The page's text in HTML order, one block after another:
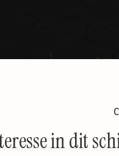
in dit